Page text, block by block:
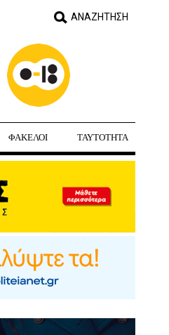
ΦΑΚΕΛΟΙ ΤΑΥΤΟΤΗΤΑ